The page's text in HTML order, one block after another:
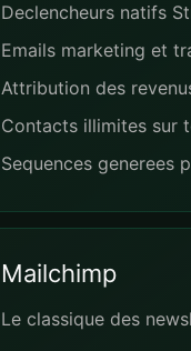
Declencheurs natifs
Emails marketing et
Attribution des
Contacts illimites sur
Sequences generees
Mailchimp
Le classique des